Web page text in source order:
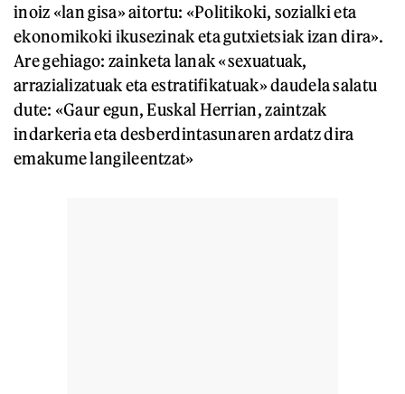
inoiz «lan gisa» aitortu: «Politikoki, sozialki eta
ekonomikoki ikusezinak eta gutxietsiak izan dira».
Are gehiago: zainketa lanak «sexuatuak,
arrazializatuak eta estratifikatuak» daudela salatu
dute: «Gaur egun, Euskal Herrian, zaintzak
indarkeria eta desberdintasunaren ardatz dira
emakume langileentzat»